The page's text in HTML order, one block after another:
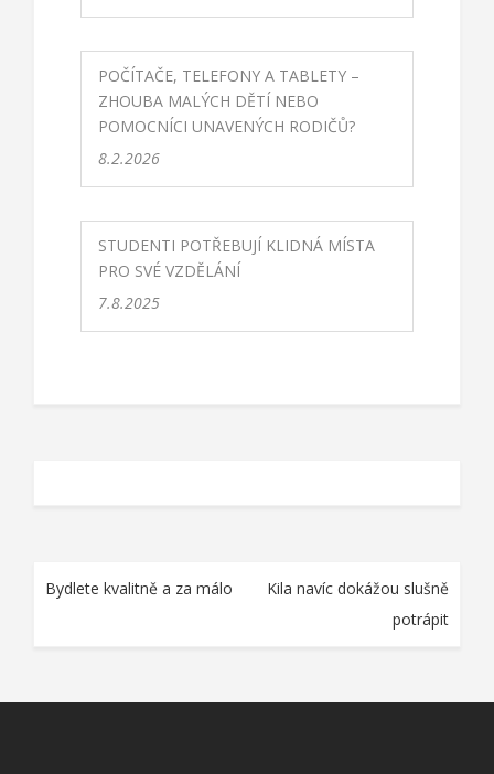
POČÍTAČE, TELEFONY A TABLETY –
ZHOUBA MALÝCH DĚTÍ NEBO
POMOCNÍCI UNAVENÝCH RODIČŮ?
8.2.2026
STUDENTI POTŘEBUJÍ KLIDNÁ MÍSTA
PRO SVÉ VZDĚLÁNÍ
7.8.2025
Navigace
Bydlete kvalitně a za málo
Kila navíc dokážou slušně
potrápit